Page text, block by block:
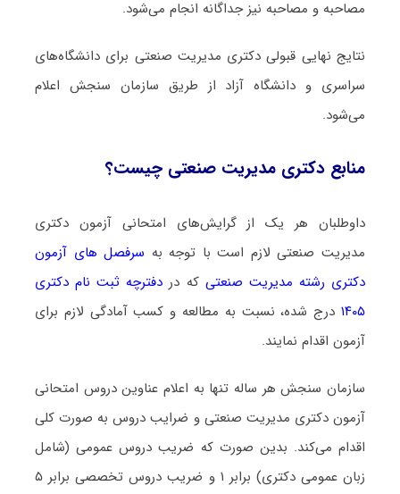
مصاحبه و مصاحبه نیز جداگانه انجام می‌شود.
نتایج نهایی قبولی دکتری ﻣﺪﻳﺮﻳﺖ صنعتی برای دانشگاه‌های
سراسری و دانشگاه آزاد از طریق سازمان سنجش اعلام
می‌شود.
منابع دکتری ﻣﺪﻳﺮﻳﺖ صنعتی چیست؟
داوطلبان هر یک از گرایش‌های امتحانی آزمون دکتری
ﻣﺪﻳﺮﻳﺖ صنعتی لازم است با توجه به سرفصل های آزمون
دکتری رشته ﻣﺪﻳﺮﻳﺖ صنعتی که در دفترچه ثبت نام دکتری
۱۴۰۵درج شده، نسبت به مطالعه و کسب آمادگی لازم برای
آزمون اقدام نمایند.
سازمان سنجش هر ساله تنها به اعلام عناوین دروس امتحانی
آزمون دکتری ﻣﺪﻳﺮﻳﺖ صنعتی و ضرایب دروس به صورت کلی
اقدام می‌کند. بدین صورت که ضریب دروس عمومی (شامل
زبان عمومی دکتری) برابر ۱ و ضریب دروس تخصصی برابر ۵